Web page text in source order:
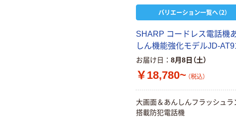
バリエーション一覧へ（2）
SHARP コードレス電話機
しん機能強化モデルJD-
お届け日 8月8日（土）
￥18,780~ （税込）
大画面＆あんしんフラッシュラ
搭載防犯電話機